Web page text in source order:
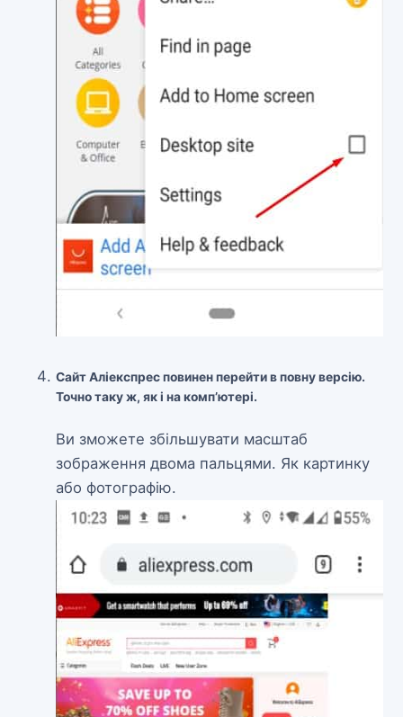
Сайт Аліекспрес повинен перейти в повну версію.
Точно таку ж, як і на комп’ютері.
Ви зможете збільшувати масштаб
зображення двома пальцями. Як картинку
або фотографію.